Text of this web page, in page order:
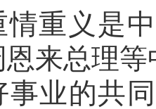
义是中
恩来总理
事业的共